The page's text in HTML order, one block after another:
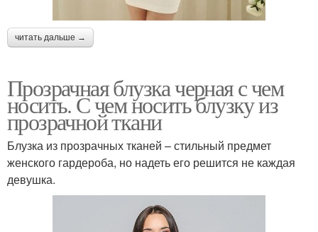
читать дальше →
Прозрачная блузка черная с чем
носить. С чем носить блузку из
прозрачной ткани
Блузка из прозрачных тканей – стильный предмет
женского гардероба, но надеть его решится не каждая
девушка.